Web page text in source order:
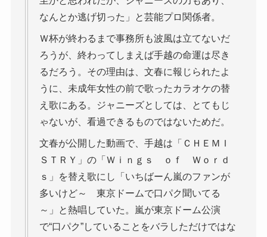
なんとか逃げ切った」と芸能プロ関係者。
Ｗ杯が終わるまで事務所も波風は立てないだ
ろうが、終わってしまえば手越の命運は尽き
るだろう。その理由は、文春に報じられたよ
うに、未成年女性の前で歌ったカラオケの替
え歌にある。ジャニーズとしては、とてもじ
ゃないが、看過できるものではないためだ。
文春が公開した動画で、手越は「ＣＨＥＭＩ
ＳＴＲＹ」の「Ｗｉｎｇｓ ｏｆ Ｗｏｒｄ
ｓ」を替え歌にし「いちばーん嵐のファンが
多いけど～ 東京ドームで口パク聞いてる
～」と熱唱していた。嵐が東京ドーム公演
で“口パク”していることをバラしただけではな